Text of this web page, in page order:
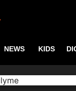
NEWS KIDS